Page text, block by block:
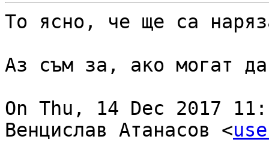
То ясно, че ще са
Аз съм за, ако могат
On Thu, 14 Dec 2017
Венцислав Атанасов <